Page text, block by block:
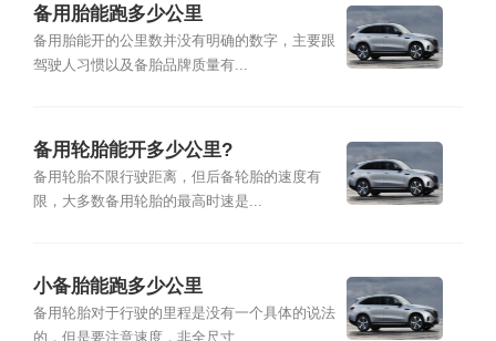
备用胎能跑多少公里
备用胎能开的公里数并没有明确的数字，主要跟
驾驶人习惯以及备胎品牌质量有...
备用轮胎能开多少公里?
备用轮胎不限行驶距离，但后备轮胎的速度有
限，大多数备用轮胎的最高时速是...
小备胎能跑多少公里
备用轮胎对于行驶的里程是没有一个具体的说法
的，但是要注意速度，非全尺寸...